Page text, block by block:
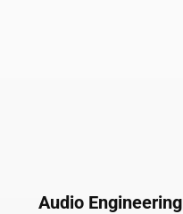
Audio Engineering